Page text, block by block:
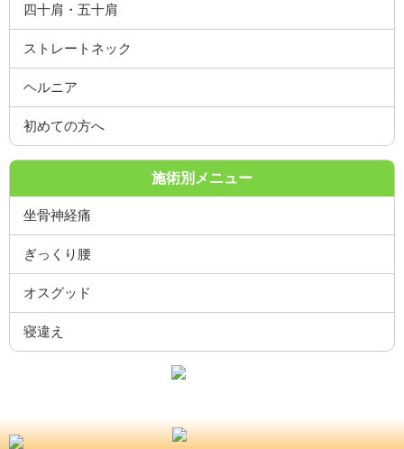
四十肩・五十肩
ストレートネック
ヘルニア
初めての方へ
施術別メニュー
坐骨神経痛
ぎっくり腰
オスグッド
寝違え